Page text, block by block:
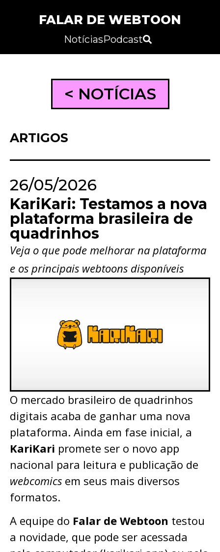
FALAR DE WEBTOON
NotíciasPodcast
< NOTÍCIAS
ARTIGOS
26/05/2026
KariKari: Testamos a nova
plataforma brasileira de
quadrinhos
Veja o que pode melhorar na plataforma
e os principais webtoons disponíveis
O mercado brasileiro de quadrinhos
digitais acaba de ganhar uma nova
plataforma. Ainda em fase inicial, a
KariKari promete ser o novo app
nacional para leitura e publicação de
webcomics em seus mais diversos
formatos.
A equipe do Falar de Webtoon testou
a novidade, que pode ser acessada